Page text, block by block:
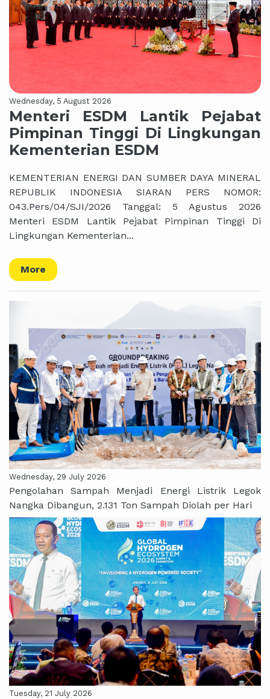
Wednesday, 5 August 2026
Menteri ESDM Lantik Pejabat
Pimpinan Tinggi Di Lingkungan
Kementerian ESDM
KEMENTERIAN ENERGI DAN SUMBER DAYA MINERAL
REPUBLIK INDONESIA SIARAN PERS NOMOR:
043.Pers/04/SJI/2026 Tanggal: 5 Agustus 2026
Menteri ESDM Lantik Pejabat Pimpinan Tinggi Di
Lingkungan Kementerian...
More
Wednesday, 29 July 2026
Pengolahan Sampah Menjadi Energi Listrik Legok
Nangka Dibangun, 2.131 Ton Sampah Diolah per Hari
Tuesday, 21 July 2026